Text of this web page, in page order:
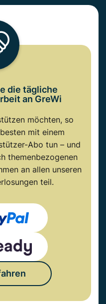
die tägliche
an GreWi
möchten, so
mit einem
Abo tun – und
themenbezogenen
an allen unseren
teil.